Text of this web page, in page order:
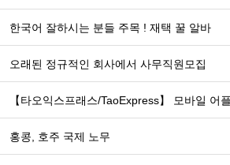
한국어 잘하시는 분들 주목 ! 재택 꿀 알바
오래된 정규적인 회사에서 사무직원모집
홍콩, 호주 국제 노무